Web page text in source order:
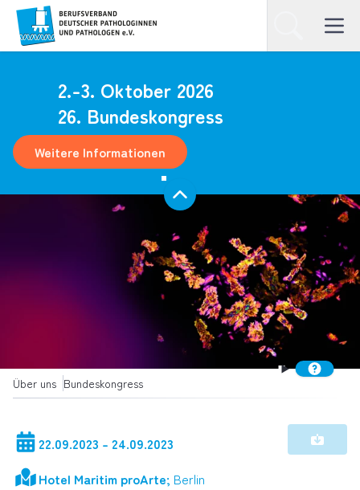
Homepage SuchenOpen
2.-3. Oktober 2026
26. Bundeskongress
Weitere Informationen
Über uns Bundeskongress
22.09.2023 - 24.09.2023
Hotel Maritim proArte; Berlin